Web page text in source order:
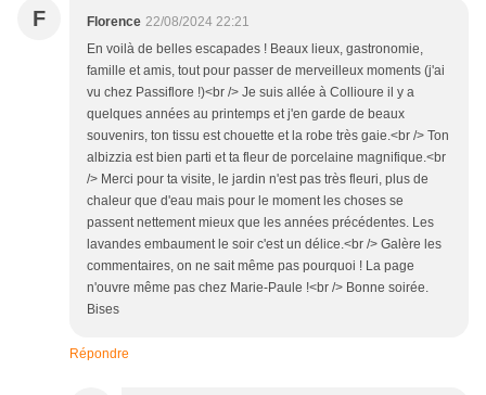
F Florence 22/08/2024 22:21
En voilà de belles escapades ! Beaux lieux, gastronomie,
famille et amis, tout pour passer de merveilleux moments (j'ai
vu chez Passiflore !)<br /> Je suis allée à Collioure il y a
quelques années au printemps et j'en garde de beaux
souvenirs, ton tissu est chouette et la robe très gaie.<br /> Ton
albizzia est bien parti et ta fleur de porcelaine magnifique.<br
/> Merci pour ta visite, le jardin n'est pas très fleuri, plus de
chaleur que d'eau mais pour le moment les choses se
passent nettement mieux que les années précédentes. Les
lavandes embaument le soir c'est un délice.<br /> Galère les
commentaires, on ne sait même pas pourquoi ! La page
n'ouvre même pas chez Marie-Paule !<br /> Bonne soirée.
Bises
Répondre